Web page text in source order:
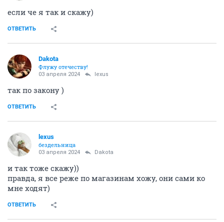
если че я так и скажу)
ОТВЕТИТЬ
Dаkota
Флужу отечеству!
03 апреля 2024 lexus
так по закону )
ОТВЕТИТЬ
lexus
бездельница
03 апреля 2024 Dаkota
и так тоже скажу))
правда, я все реже по магазинам хожу, они сами ко
мне ходят)
ОТВЕТИТЬ